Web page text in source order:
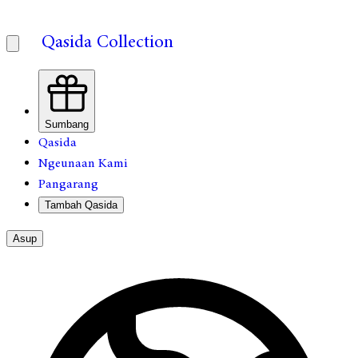
Qasida Collection
Sumbang
Qasida
Ngeunaan Kami
Pangarang
Tambah Qasida
Asup